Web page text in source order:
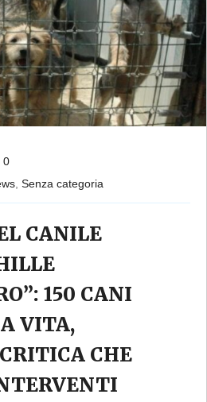
0
Senza categoria
CANILE
150 CANI
VITA,
CHE